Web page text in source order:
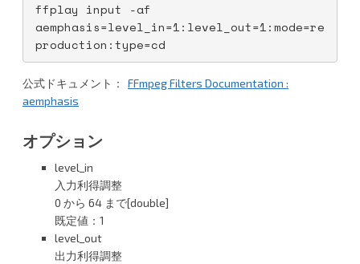
ffplay input -af
aemphasis=level_in=1:level_out=1:mode=re
production:type=cd
公式ドキュメント：
FFmpeg Filters Documentation :
aemphasis
オプション
level_in
入力利得調整
0 から 64 まで[double]
既定値：1
level_out
出力利得調整